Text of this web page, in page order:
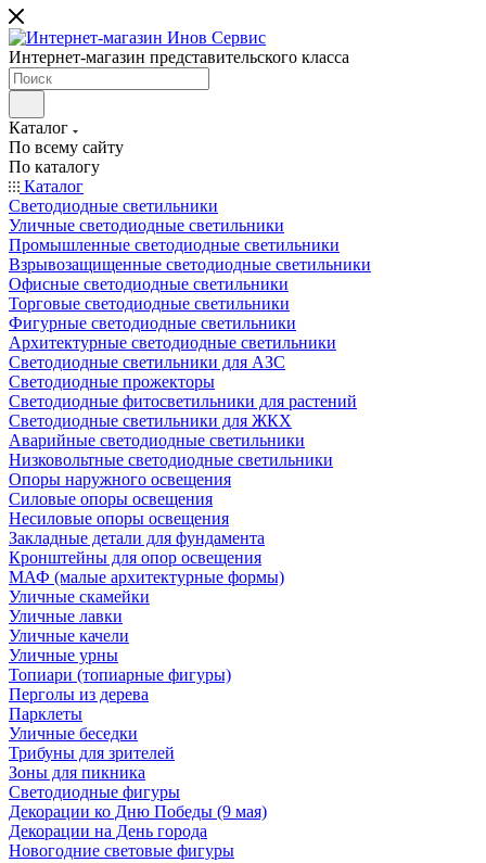
Интернет-магазин представительского класса
Каталог
По всему сайту
По каталогу
Каталог
Светодиодные светильники
Уличные светодиодные светильники
Промышленные светодиодные светильники
Взрывозащищенные светодиодные светильники
Офисные светодиодные светильники
Торговые светодиодные светильники
Фигурные светодиодные светильники
Архитектурные светодиодные светильники
Светодиодные светильники для АЗС
Светодиодные прожекторы
Светодиодные фитосветильники для растений
Светодиодные светильники для ЖКХ
Аварийные светодиодные светильники
Низковольтные светодиодные светильники
Опоры наружного освещения
Силовые опоры освещения
Несиловые опоры освещения
Закладные детали для фундамента
Кронштейны для опор освещения
МАФ (малые архитектурные формы)
Уличные скамейки
Уличные лавки
Уличные качели
Уличные урны
Топиари (топиарные фигуры)
Перголы из дерева
Парклеты
Уличные беседки
Трибуны для зрителей
Зоны для пикника
Светодиодные фигуры
Декорации ко Дню Победы (9 мая)
Декорации на День города
Новогодние световые фигуры